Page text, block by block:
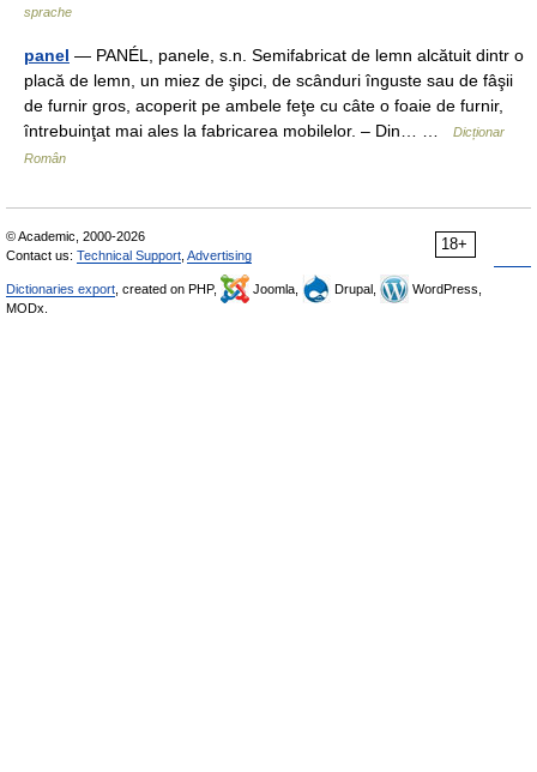
sprache
panel — PANÉL, panele, s.n. Semifabricat de lemn alcătuit dintr o
placă de lemn, un miez de şipci, de scânduri înguste sau de fâşii
de furnir gros, acoperit pe ambele feţe cu câte o foaie de furnir,
întrebuinţat mai ales la fabricarea mobilelor. – Din… …
Dicționar
Român
18+
© Academic, 2000-2026
Contact us: Technical Support Advertising
Dictionaries export , created on PHP, Joomla, Drupal,
WordPress,
MODx.